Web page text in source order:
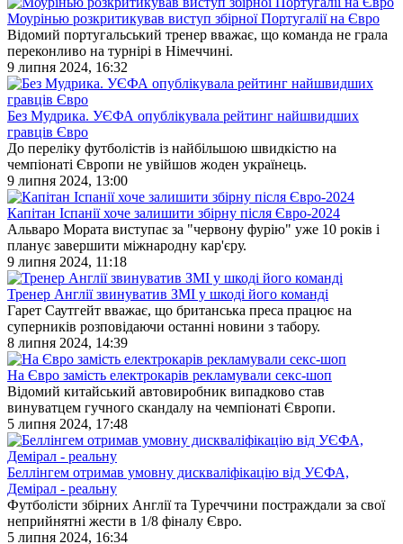
Моурінью розкритикував виступ збірної Португалії на Євро
Відомий португальський тренер вважає, що команда не грала
переконливо на турнірі в Німеччині.
9 липня 2024, 16:32
Без Мудрика. УЄФА опублікувала рейтинг найшвидших
гравців Євро
До переліку футболістів із найбільшою швидкістю на
чемпіонаті Європи не увійшов жоден українець.
9 липня 2024, 13:00
Капітан Іспанії хоче залишити збірну після Євро-2024
Альваро Мората виступає за "червону фурію" уже 10 років і
планує завершити міжнародну кар'єру.
9 липня 2024, 11:18
Тренер Англії звинуватив ЗМІ у шкоді його команді
Гарет Саутгейт вважає, що британська преса працює на
суперників розповідаючи останні новини з табору.
8 липня 2024, 14:39
На Євро замість електрокарів рекламували секс-шоп
Відомий китайський автовиробник випадково став
винуватцем гучного скандалу на чемпіонаті Європи.
5 липня 2024, 17:48
Беллінгем отримав умовну дискваліфікацію від УЄФА,
Демірал - реальну
Футболісти збірних Англії та Туреччини постраждали за свої
неприйнятні жести в 1/8 фіналу Євро.
5 липня 2024, 16:34